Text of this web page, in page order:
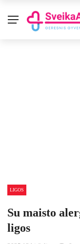
LIGOS
Su maisto
ligos